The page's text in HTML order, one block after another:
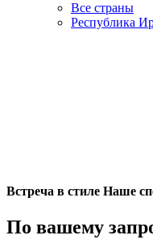
Все страны
Республика
Встреча в стиле Наше
По вашему